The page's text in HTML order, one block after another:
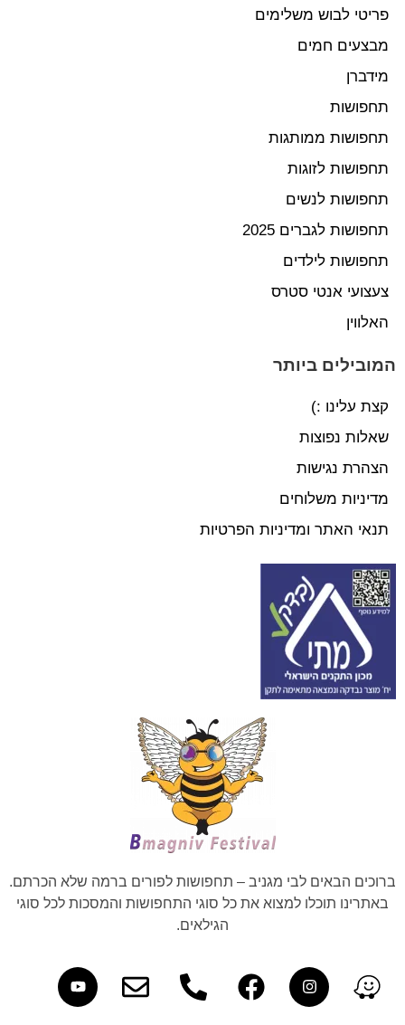
פריטי לבוש משלימים
מבצעים חמים
מידברן
תחפושות
תחפושות ממותגות
תחפושות לזוגות
תחפושות לנשים
תחפושות לגברים 2025
תחפושות לילדים
צעצועי אנטי סטרס
האלווין
המובילים ביותר
קצת עלינו :)
שאלות נפוצות
הצהרת נגישות
מדיניות משלוחים
תנאי האתר ומדיניות הפרטיות
ברוכים הבאים לבי מגניב – תחפושות לפורים ברמה שלא הכרתם.
באתרינו תוכלו למצוא את כל סוגי התחפושות והמסכות לכל סוגי
הגילאים.